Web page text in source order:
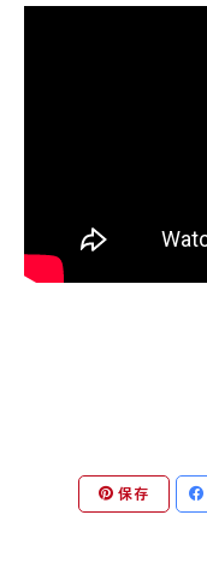
保存